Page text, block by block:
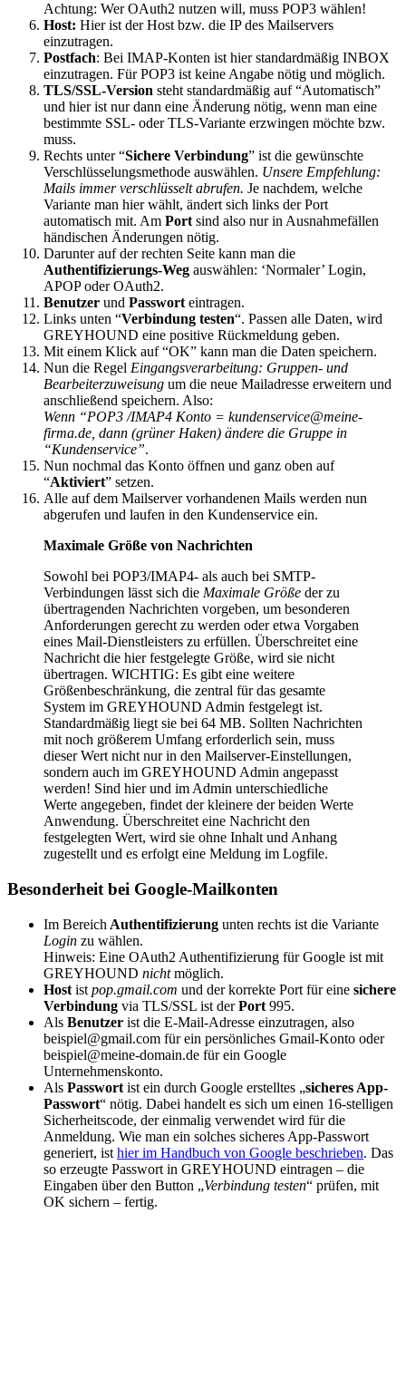
Achtung: Wer OAuth2 nutzen will, muss POP3 wählen!
Host: Hier ist der Host bzw. die IP des Mailservers
einzutragen.
Postfach: Bei IMAP-Konten ist hier standardmäßig INBOX
einzutragen. Für POP3 ist keine Angabe nötig und möglich.
TLS/SSL-Version steht standardmäßig auf “Automatisch”
und hier ist nur dann eine Änderung nötig, wenn man eine
bestimmte SSL- oder TLS-Variante erzwingen möchte bzw.
muss.
Rechts unter “Sichere Verbindung” ist die gewünschte
Verschlüsselungsmethode auswählen. Unsere Empfehlung:
Mails immer verschlüsselt abrufen. Je nachdem, welche
Variante man hier wählt, ändert sich links der Port
automatisch mit. Am Port sind also nur in Ausnahmefällen
händischen Änderungen nötig.
Darunter auf der rechten Seite kann man die
Authentifizierungs-Weg auswählen: ‘Normaler’ Login,
APOP oder OAuth2.
Benutzer und Passwort eintragen.
Links unten “Verbindung testen“. Passen alle Daten, wird
GREYHOUND eine positive Rückmeldung geben.
Mit einem Klick auf “OK” kann man die Daten speichern.
Nun die Regel Eingangsverarbeitung: Gruppen- und
Bearbeiterzuweisung um die neue Mailadresse erweitern und
anschließend speichern. Also:
Wenn “POP3 /IMAP4 Konto = kundenservice@meine-
firma.de, dann (grüner Haken) ändere die Gruppe in
“Kundenservice”.
Nun nochmal das Konto öffnen und ganz oben auf
“Aktiviert” setzen.
Alle auf dem Mailserver vorhandenen Mails werden nun
abgerufen und laufen in den Kundenservice ein.
Maximale Größe von Nachrichten
Sowohl bei POP3/IMAP4- als auch bei SMTP-
Verbindungen lässt sich die Maximale Größe der zu
übertragenden Nachrichten vorgeben, um besonderen
Anforderungen gerecht zu werden oder etwa Vorgaben
eines Mail-Dienstleisters zu erfüllen. Überschreitet eine
Nachricht die hier festgelegte Größe, wird sie nicht
übertragen. WICHTIG: Es gibt eine weitere
Größenbeschränkung, die zentral für das gesamte
System im GREYHOUND Admin festgelegt ist.
Standardmäßig liegt sie bei 64 MB. Sollten Nachrichten
mit noch größerem Umfang erforderlich sein, muss
dieser Wert nicht nur in den Mailserver-Einstellungen,
sondern auch im GREYHOUND Admin angepasst
werden! Sind hier und im Admin unterschiedliche
Werte angegeben, findet der kleinere der beiden Werte
Anwendung. Überschreitet eine Nachricht den
festgelegten Wert, wird sie ohne Inhalt und Anhang
zugestellt und es erfolgt eine Meldung im Logfile.
Besonderheit bei Google-Mailkonten
Im Bereich Authentifizierung unten rechts ist die Variante
Login zu wählen.
Hinweis: Eine OAuth2 Authentifizierung für Google ist mit
GREYHOUND nichtmöglich.
Host ist pop.gmail.com und der korrekte Port für eine sichere
Verbindung via TLS/SSL ist derPort 995.
Als Benutzer ist die E-Mail-Adresse einzutragen, also
beispiel@gmail.com für ein persönliches Gmail-Konto oder
beispiel@meine-domain.de für ein Google
Unternehmenskonto.
Als Passwort ist ein durch Google erstelltes „sicheres App-
Passwort“ nötig. Dabei handelt es sich um einen 16-stelligen
Sicherheitscode, der einmalig verwendet wird für die
Anmeldung. Wie man ein solches sicheres App-Passwort
generiert, ist hier im Handbuch von Google beschrieben. Das
so erzeugte Passwort in GREYHOUND eintragen – die
Eingaben über den Button „Verbindung testen“ prüfen, mit
OK sichern – fertig.